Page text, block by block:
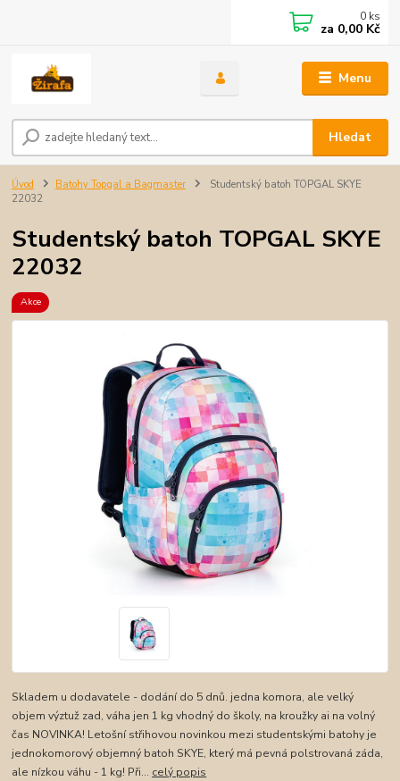
Menu
Hledat
0 ks
za 0,00 Kč
Úvod Batohy Topgal a Bagmaster
Studentský batoh TOPGAL SKYE
22032
Studentský batoh TOPGAL SKYE
22032
Akce
Skladem u dodavatele - dodání do 5 dnů. jedna komora, ale velký
objem výztuž zad, váha jen 1 kg vhodný do školy, na kroužky ai na volný
čas NOVINKA! Letošní střihovou novinkou mezi studentskými batohy je
jednokomorový objemný batoh SKYE, který má pevná polstrovaná záda,
ale nízkou váhu - 1 kg! Při... celý popis